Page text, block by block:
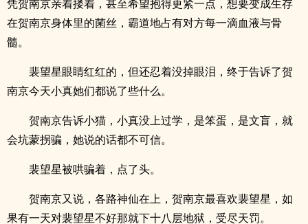
凭贺南京亲着搂着，甚至希望抱得更紧一点，想要变成生存
在贺南京身体里的菌丝，霸道地占有对方每一滴血液与骨
髓。
裴望星眼睛红红的，但还忍着没掉眼泪，终于告诉了贺
南京今天小真她们都说了些什么。
贺南京告诉小猫，小真没上过学，是笨蛋，是文盲，就
会坑蒙拐骗，她说的话都不可信。
裴望星被哄骗着，点了头。
贺南京又说，各路神仙在上，贺南京最喜欢裴望星，如
果有一天对裴望星不好那就下十八层地狱，受尽天罚。